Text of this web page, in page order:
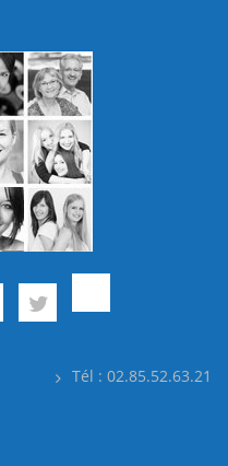
Tél : 02.85.52.63.21